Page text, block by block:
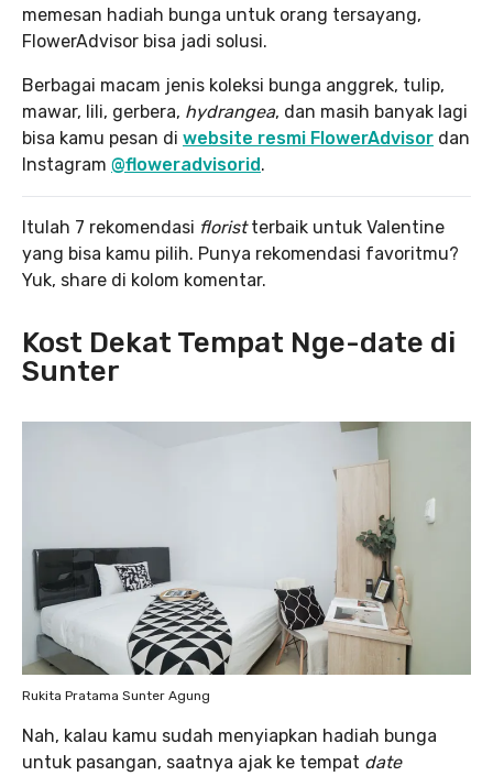
memesan hadiah bunga untuk orang tersayang,
FlowerAdvisor bisa jadi solusi.
Berbagai macam jenis koleksi bunga anggrek, tulip,
mawar, lili, gerbera, hydrangea, dan masih banyak lagi
bisa kamu pesan di website resmi FlowerAdvisor dan
Instagram @floweradvisorid.
Itulah 7 rekomendasi floristterbaik untuk Valentine
yang bisa kamu pilih. Punya rekomendasi favoritmu?
Yuk, share di kolom komentar.
Kost Dekat Tempat Nge-date di
Sunter
Rukita Pratama Sunter Agung
Nah, kalau kamu sudah menyiapkan hadiah bunga
untuk pasangan, saatnya ajak ke tempat date